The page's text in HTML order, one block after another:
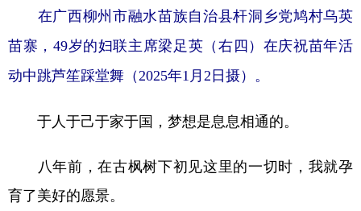
在广西柳州市融水苗族自治县杆洞乡党鸠村乌英
苗寨，49岁的妇联主席梁足英（右四）在庆祝苗年活
动中跳芦笙踩堂舞（2025年1月2日摄）。
于人于己于家于国，梦想是息息相通的。
八年前，在古枫树下初见这里的一切时，我就孕
育了美好的愿景。